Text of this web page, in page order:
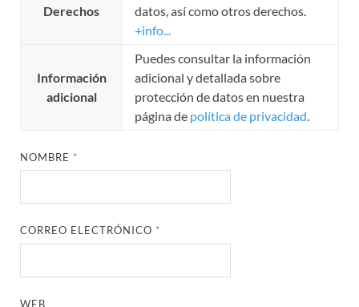
Derechos
datos, así como otros derechos.
+info...
Información
adicional
Puedes consultar la información
adicional y detallada sobre
protección de datos en nuestra
página de política de privacidad
NOMBRE *
CORREO ELECTRÓNICO *
WEB